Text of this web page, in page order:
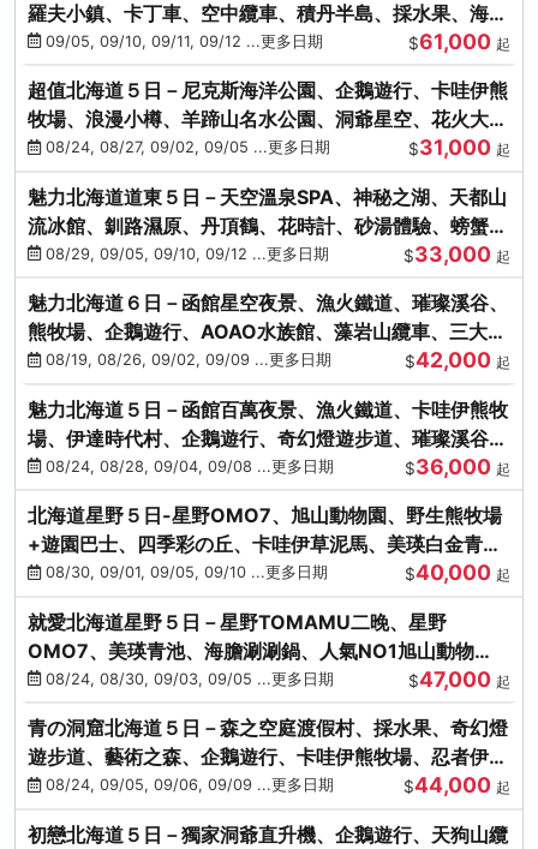
羅夫小鎮、卡丁車、空中纜車、積丹半島、採水果、海鮮
和牛螃蟹放題
09/05, 09/10, 09/11, 09/12 ...更多日期 $61,000 起
超值北海道５日－尼克斯海洋公園、企鵝遊行、卡哇伊熊
牧場、浪漫小樽、羊蹄山名水公園、洞爺星空、花火大
會、螃蟹懷石料理
08/24, 08/27, 09/02, 09/05 ...更多日期 $31,000 起
魅力北海道道東５日－天空溫泉SPA、神秘之湖、天都山
流冰館、釧路濕原、丹頂鶴、花時計、砂湯體驗、螃蟹吃
到飽08/29, 09/05, 09/10, 09/12 ...更多日期 $33,000 起
魅力北海道６日－函館星空夜景、漁火鐵道、璀璨溪谷、
熊牧場、企鵝遊行、AOAO水族館、藻岩山纜車、三大螃
蟹吃到飽
08/19, 08/26, 09/02, 09/09 ...更多日期 $42,000 起
魅力北海道５日－函館百萬夜景、漁火鐵道、卡哇伊熊牧
場、伊達時代村、企鵝遊行、奇幻燈遊步道、璀璨溪谷、
人氣NO1小丑漢堡
08/24, 08/28, 09/04, 09/08 ...更多日期 $36,000 起
北海道星野５日-星野OMO7、旭山動物園、野生熊牧場
+遊園巴士、四季彩の丘、卡哇伊草泥馬、美瑛白金青
池、螃蟹吃到飽
08/30, 09/01, 09/05, 09/10 ...更多日期 $40,000 起
就愛北海道星野５日－星野TOMAMU二晚、星野
OMO7、美瑛青池、海膽涮涮鍋、人氣NO1旭山動物
園、海鮮和牛螃蟹吃到飽
08/24, 08/30, 09/03, 09/05 ...更多日期 $47,000 起
青の洞窟北海道５日－森之空庭渡假村、採水果、奇幻燈
遊步道、藝術之森、企鵝遊行、卡哇伊熊牧場、忍者伊達
時代村、螃蟹吃到飽
08/24, 09/05, 09/06, 09/09 ...更多日期 $44,000 起
初戀北海道５日－獨家洞爺直升機、企鵝遊行、天狗山纜